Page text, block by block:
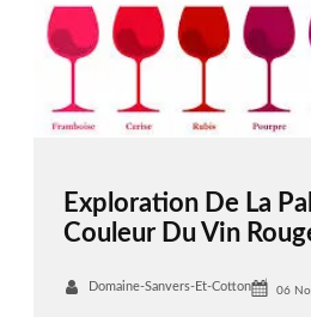
Exploration De La
Couleur Du Vin
Domaine-Sanvers-Et-Cotton 06